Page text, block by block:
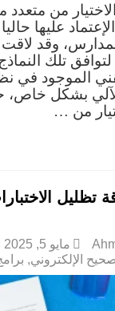
من متعدد
عليها
وقد لاقت
تلك
الموجود في
بشكل خاص،
من …
مايو 5, 2025
الإلكتروني,